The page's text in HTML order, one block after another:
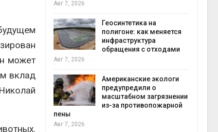
может
вклад
может
почти в
Авг 7, 2026
Геосинтетика на
полигоне: как меняется
инфраструктура
обращения с отходами
Авг 7, 2026
Американские экологи
предупредили о
масштабном загрязнении
из-за противопожарной
пены
Авг 7, 2026